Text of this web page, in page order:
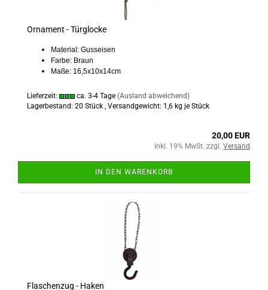
Ornament - Türglocke
Material: Gusseisen
Farbe: Braun
Maße: 16,5x10x14cm
Lieferzeit: ca. 3-4 Tage (Ausland abweichend)
Lagerbestand: 20 Stück , Versandgewicht: 1,6 kg je Stück
20,00 EUR
inkl. 19% MwSt. zzgl. Versand
IN DEN WARENKORB
Flaschenzug - Haken